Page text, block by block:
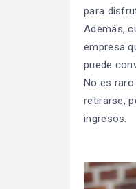
para
Además,
empresa
puede
No es
retirarse,
ingresos.